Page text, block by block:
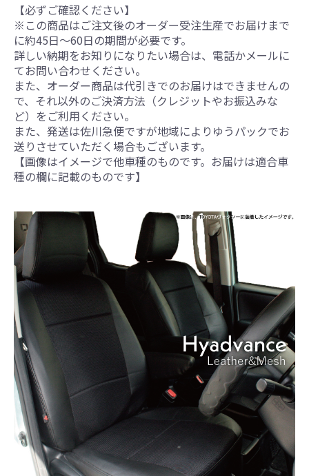
【必ずご確認ください】
※この商品はご注文後のオーダー受注生産でお届けまで
に約45日～60日の期間が必要です。
詳しい納期をお知りになりたい場合は、電話かメールに
てお問い合わせください。
また、オーダー商品は代引きでのお届けはできませんの
で、それ以外のご決済方法（クレジットやお振込みな
ど）をご利用ください。
また、発送は佐川急便ですが地域によりゆうパックでお
送りさせていただく場合もございます。
【画像はイメージで他車種のものです。お届けは適合車
種の欄に記載のものです】